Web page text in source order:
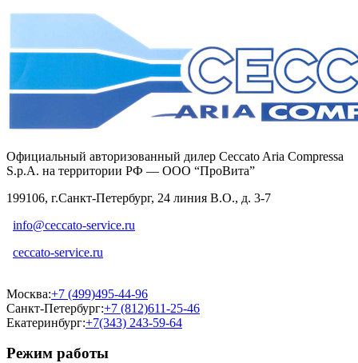
Официальный авторизованный дилер Ceccato Aria Compressa
S.p.A. на территории РФ — ООО “ПроВита”
199106, г.Санкт-Петербург, 24 линия В.О., д. 3-7
info@ceccato-service.ru
ceccato-service.ru
Москва:+7 (499)495-44-96
Санкт-Петербург:+7 (812)611-25-46
Екатеринбург:+7(343) 243-59-64
Режим работы